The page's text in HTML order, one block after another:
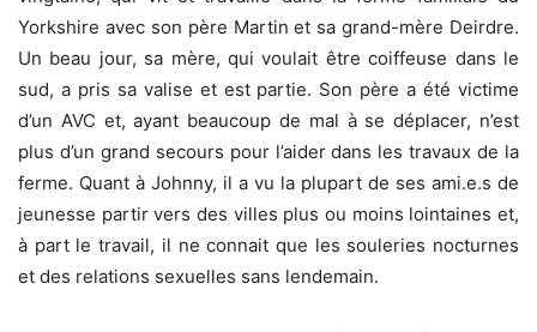
Yorkshire avec son père Martin et sa grand-mère Deirdre.
Un beau jour, sa mère, qui voulait être coiffeuse dans le
sud, a pris sa valise et est partie. Son père a été victime
d’un AVC et, ayant beaucoup de mal à se déplacer, n’est
plus d’un grand secours pour l’aider dans les travaux de la
ferme. Quant à Johnny, il a vu la plupart de ses ami.e.s de
jeunesse partir vers des villes plus ou moins lointaines et,
à part le travail, il ne connait que les souleries nocturnes
et des relations sexuelles sans lendemain.